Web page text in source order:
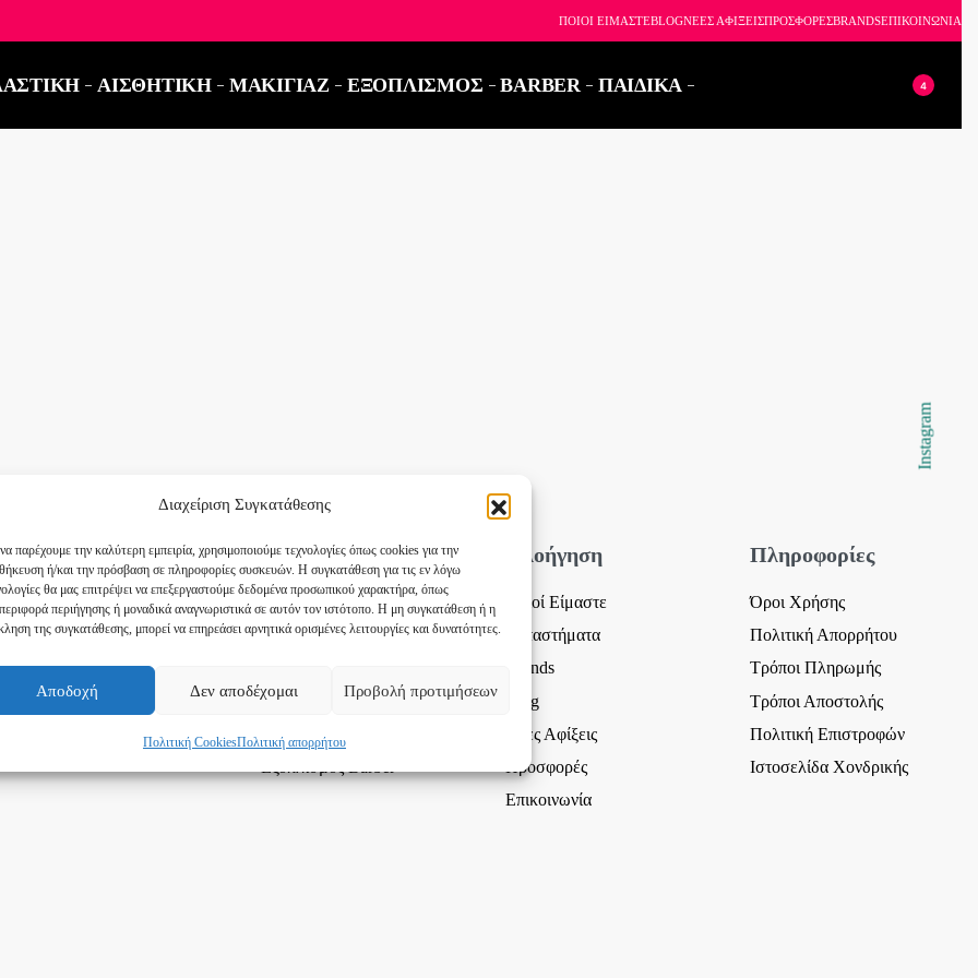
Διαχείριση Συγκατάθεσης
παρέχουμε την καλύτερη εμπειρία, χρησιμοποιούμε τεχνολογίες όπως cookies για την
ή/και την πρόσβαση σε πληροφορίες συσκευών. Η συγκατάθεση για τις εν λόγω
θα μας επιτρέψει να επεξεργαστούμε δεδομένα προσωπικού χαρακτήρα, όπως
περιήγησης ή μοναδικά αναγνωριστικά σε αυτόν τον ιστότοπο. Η μη συγκατάθεση ή η
της συγκατάθεσης, μπορεί να επηρεάσει αρνητικά ορισμένες λειτουργίες και δυνατότητες.
Αποδοχή Δεν αποδέχομαι Προβολή προτιμήσεων
Πολιτική CookiesΠολιτική απορρήτου
ΠΟΙΟΙ ΕΙΜΑΣΤΕBLOGΝΕΕΣ ΑΦΙΞΕΙΣΠΡΟΣΦΟΡΕΣBRANDSΕΠΙΚΟΙΝΩΝΙΑ
ΑΙΣΘΗΤΙΚΗ ΜΑΚΙΓΙΑΖ ΕΞΟΠΛΙΣΜΟΣ BARBER ΠΑΙΔΙΚΑ 4
Κατηγορίες
Κομμωτική
Ονυχοπλαστική
Μακιγιάζ
Εξοπλισμός Κομμωτηρίου
Πλοήγηση
Ποιοί Είμαστε
Καταστήματα
Brands
Blog
Νέες Αφίξεις
Προσφορές
Επικοινωνία
Πληροφορίες
Όροι Χρήσης
Πολιτική Απορρήτου
Τρόποι Πληρωμής
Τρόποι Αποστολής
Πολιτική Επιστροφών
Ιστοσελίδα Χονδρικής
Instagram